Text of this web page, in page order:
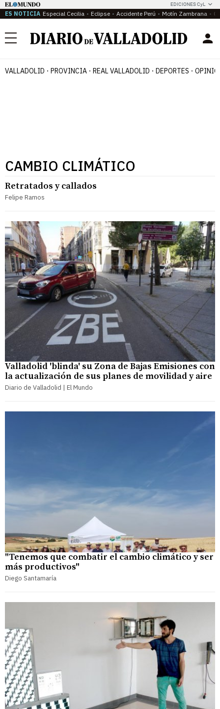
EDICIONES CyL
ES NOTICIA Especial Cecilia Eclipse Accidente Perú Motín Zambrana
Menú
VALLADOLID PROVINCIA REAL VALLADOLID DEPORTES
CAMBIO CLIMÁTICO
Retratados y callados
Felipe Ramos
Valladolid 'blinda' su Zona de Bajas Emisiones con
la actualización de sus planes de movilidad y aire
Diario de Valladolid | El Mundo
"Tenemos que combatir el cambio climático y ser
más productivos"
Diego Santamaría